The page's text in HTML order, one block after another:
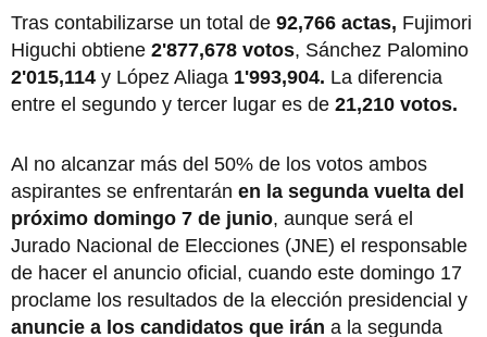
Tras contabilizarse un total de 92,766 actas, Fujimori
Higuchi obtiene 2'877,678 votos, Sánchez Palomino
2'015,114 y López Aliaga 1'993,904. La diferencia
entre el segundo y tercer lugar es de 21,210 votos.
Al no alcanzar más del 50% de los votos ambos
aspirantes se enfrentarán en la segunda vuelta del
próximo domingo 7 de junio, aunque será el
Jurado Nacional de Elecciones (JNE) el responsable
de hacer el anuncio oficial, cuando este domingo 17
proclame los resultados de la elección presidencial y
anuncie a los candidatos que irán a la segunda